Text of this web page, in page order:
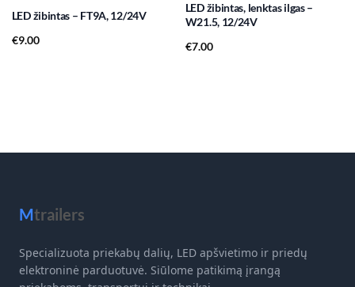
LED žibintas – FT9A, 12/24V
€9.00
LED žibintas, lenktas ilgas –
W21.5, 12/24V
€7.00
Mtrailers
Specializuota priekabų dalių, LED apšvietimo ir priedų
elektroninė parduotuvė. Siūlome patikimą įrangą